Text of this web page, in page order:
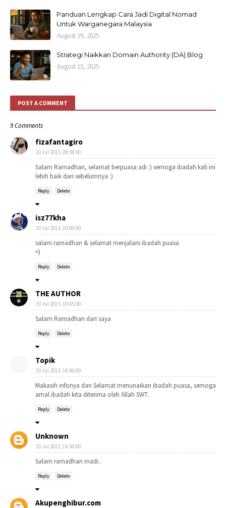
Panduan Lengkap Cara Jadi Digital Nomad
Untuk Warganegara Malaysia
August 29, 2025
Strategi Naikkan Domain Authority (DA) Blog
August 15, 2025
POST A COMMENT
9 Comments
fizafantagiro
10 Jul 2013, 09:34:00
Salam Ramadhan, selamat berpuasa adi :) semoga ibadah kali ini
lebih baik dari sebelumnya :)
Reply Delete
isz77kha
10 Jul 2013, 10:09:00
salam ramadhan & selamat menjalani ibadah puasa
=)
Reply Delete
THE AUTHOR
10 Jul 2013, 10:45:00
Salam Ramadhan dari saya
Reply Delete
Topik
10 Jul 2013, 14:46:00
Makasih infonya dan Selamat menunaikan ibadah puasa, semoga
amal ibadah kita diterima oleh Allah SWT.
Reply Delete
Unknown
10 Jul 2013, 14:56:00
Salam ramadhan madi..
Reply Delete
Akupenghibur.com